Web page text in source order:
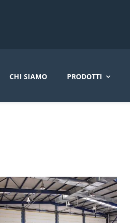
CHI SIAMO PRODOTTI